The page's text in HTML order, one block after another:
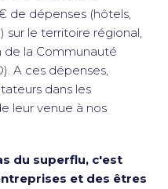
de dépenses (hôtels,
sur le territoire régional,
de la Communauté
A ces dépenses,
dans les
leur venue à nos
du superflu, c'est
et des êtres